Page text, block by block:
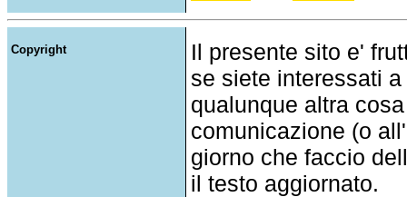
Copyright
Il presente sito e'
se siete interessati
qualunque altra
comunicazione (o
giorno che faccio
il testo aggiornato.